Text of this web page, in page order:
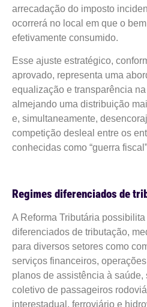
arrecadação do imposto
ocorrerá no local em que o
efetivamente consumido.
Esse ajuste estratégico,
aprovado, representa uma
equalização e transparência
almejando uma distribuição
e, simultaneamente,
competição desleal entre os
conhecidas como “guerra
Regimes diferenciados de
A Reforma Tributária
diferenciados de tributação,
para diversos setores como
serviços financeiros,
planos de assistência à saúde,
coletivo de passageiros
interestadual, ferroviário e